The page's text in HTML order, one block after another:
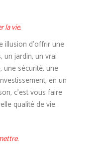
la vie.
illusion d’offrir une
un jardin, un vrai
sécurité, une
en un
c’est vous faire
qualité de vie.